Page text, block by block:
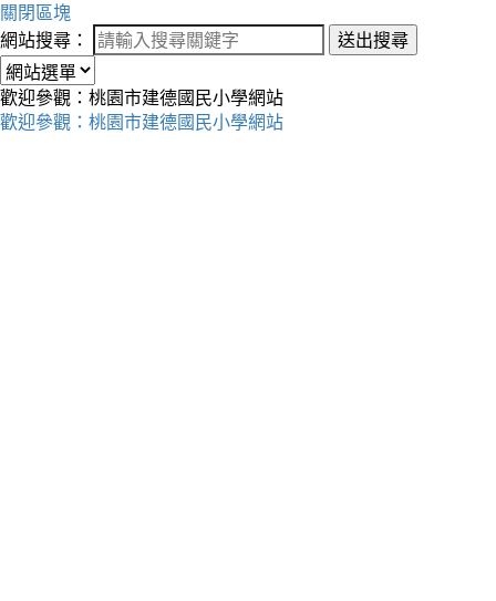
關閉區塊
網站搜尋：
送出搜尋
歡迎參觀：桃園市建德國民小學網站
歡迎參觀：桃園市建德國民小學網站